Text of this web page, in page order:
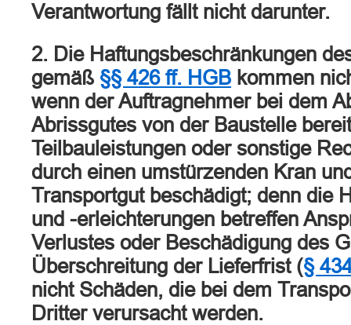
Verantwortung fällt nicht darunter.
2. Die Haftungsbeschränkungen
gemäß §§ 426 ff. HGB kommen
wenn der Auftragnehmer bei dem
Abrissgutes von der Baustelle
Teilbauleistungen oder sonstige
durch einen umstürzenden Kran
Transportgut beschädigt; denn die
und -erleichterungen betreffen
Verlustes oder Beschädigung des
Überschreitung der Lieferfrist (§
nicht Schäden, die bei dem
Dritter verursacht werden.